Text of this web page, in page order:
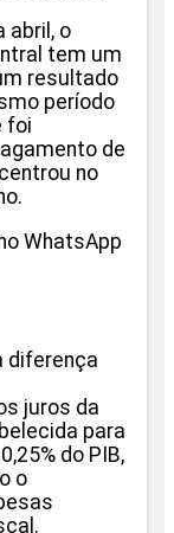
abril, o
tem um
resultado
período
foi
de
no
WhatsApp
diferença
juros da
para
do PIB,
o